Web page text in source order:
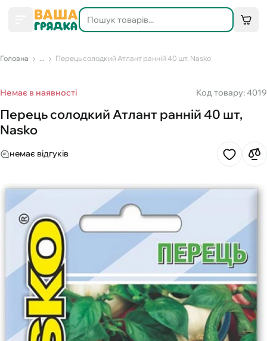
Головна ... Перець солодкий Атлант ранній 40 шт, Nasko
Немає в наявності Код товару: 4019
Перець солодкий Атлант ранній 40 шт,
Nasko
немає відгуків